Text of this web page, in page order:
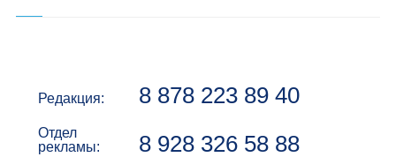
Редакция: 8 878 223 89 40
Отдел
рекламы:
8 928 326 58 88